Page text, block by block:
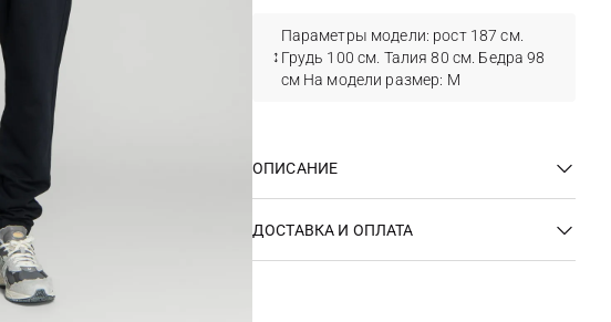
Параметры модели: рост 187 см.
Грудь 100 см. Талия 80 см. Бедра 98
см На модели размер: M
ОПИСАНИЕ
ДОСТАВКА И ОПЛАТА